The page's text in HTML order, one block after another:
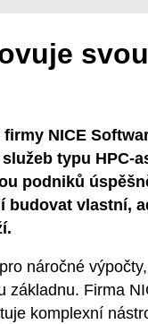
NICE
typu HPC-
podniků
budovat vlastní,
náročné
základnu. Firma
komplexní